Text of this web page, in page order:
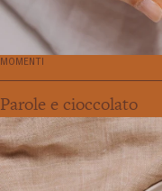
MOMENTI
Parole e cioccolato